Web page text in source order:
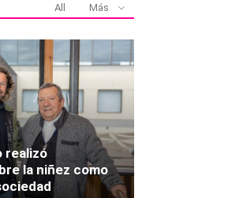
All Más
realizó
la niñez como